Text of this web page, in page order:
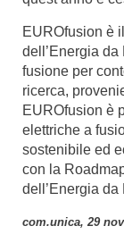
EUROfusion è
dell’Energia
fusione per
ricerca,
EUROfusion è
elettriche a
sostenibile ed
con la
dell’Energia da
com.unica, 29